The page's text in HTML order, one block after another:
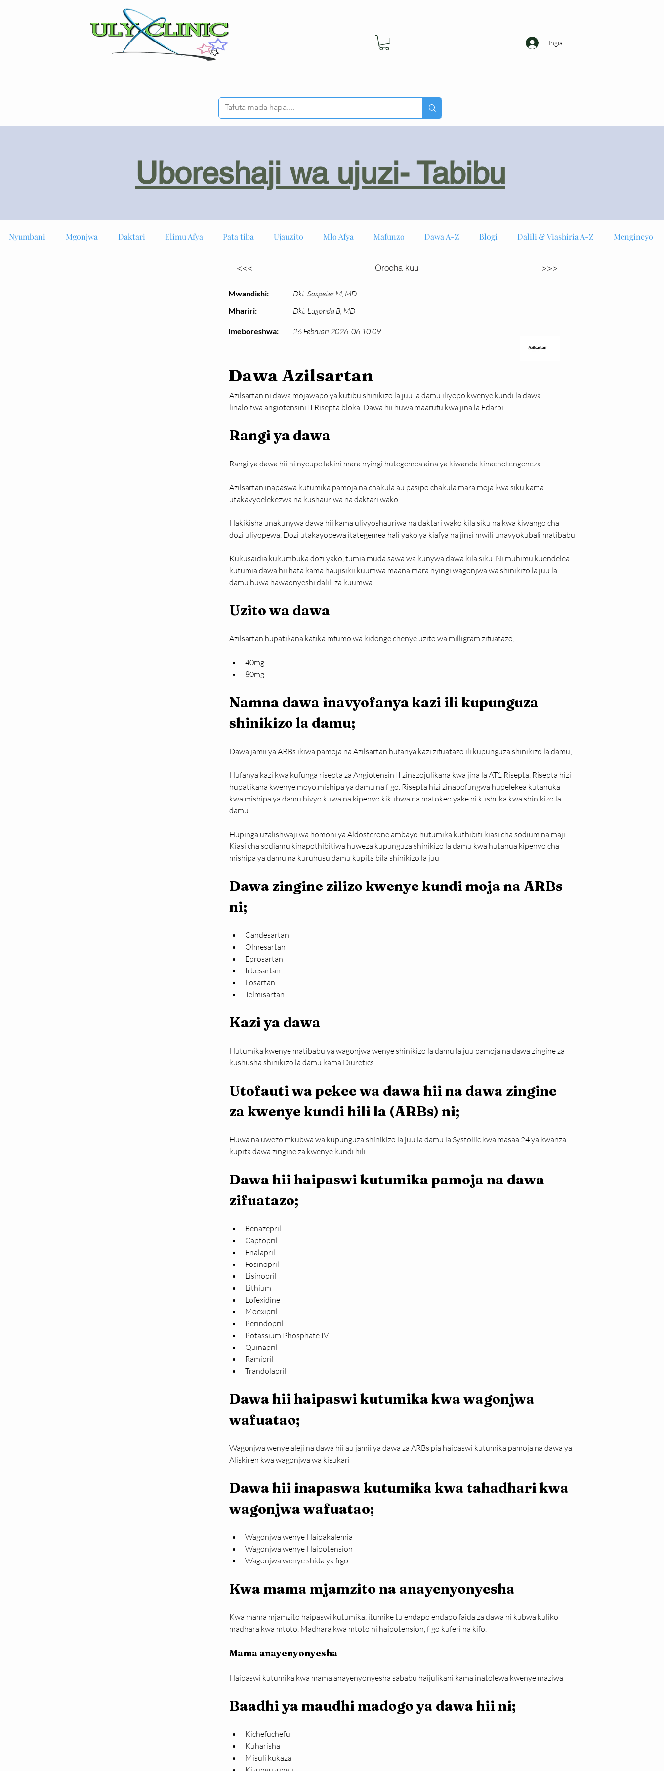
Ingia
Uboreshaji wa ujuzi- Tabibu
Nyumbani Mgonjwa Daktari Elimu Afya Pata tiba Ujauzito Mlo Afya Mafunzo Dawa A-Z Blogi Dalili & Viashiria A-Z Mengineyo
<<<
Mwandishi:
Mhariri:
Imeboreshwa:
Orodha kuu >>>
Dkt. Sospeter M, MD
Dkt. Lugonda B, MD
26 Februari 2026, 06:10:09
Dawa Azilsartan
Azilsartan ni dawa mojawapo ya kutibu shinikizo la juu la damu iliyopo kwenye kundi la dawa
linaloitwa angiotensini II Risepta bloka. Dawa hii huwa maarufu kwa jina la Edarbi.
Rangi ya dawa
Rangi ya dawa hii ni nyeupe lakini mara nyingi hutegemea aina ya kiwanda kinachotengeneza.
Azilsartan inapaswa kutumika pamoja na chakula au pasipo chakula mara moja kwa siku kama
utakavyoelekezwa na kushauriwa na daktari wako.
Hakikisha unakunywa dawa hii kama ulivyoshauriwa na daktari wako kila siku na kwa kiwango cha
dozi uliyopewa. Dozi utakayopewa itategemea hali yako ya kiafya na jinsi mwili unavyokubali matibabu
Kukusaidia kukumbuka dozi yako, tumia muda sawa wa kunywa dawa kila siku. Ni muhimu kuendelea
kutumia dawa hii hata kama haujisikii kuumwa maana mara nyingi wagonjwa wa shinikizo la juu la
damu huwa hawaonyeshi dalili za kuumwa.
Uzito wa dawa
Azilsartan hupatikana katika mfumo wa kidonge chenye uzito wa milligram zifuatazo;
40mg
80mg
Namna dawa inavyofanya kazi ili kupunguza
shinikizo la damu;
Dawa jamii ya ARBs ikiwa pamoja na Azilsartan hufanya kazi zifuatazo ili kupunguza shinikizo la damu;
Hufanya kazi kwa kufunga risepta za Angiotensin II zinazojulikana kwa jina la AT1 Risepta. Risepta hizi
hupatikana kwenye moyo,mishipa ya damu na figo. Risepta hizi zinapofungwa hupelekea kutanuka
kwa mishipa ya damu hivyo kuwa na kipenyo kikubwa na matokeo yake ni kushuka kwa shinikizo la
damu.
Hupinga uzalishwaji wa homoni ya Aldosterone ambayo hutumika kuthibiti kiasi cha sodium na maji.
Kiasi cha sodiamu kinapothibitiwa huweza kupunguza shinikizo la damu kwa hutanua kipenyo cha
mishipa ya damu na kuruhusu damu kupita bila shinikizo la juu
Dawa zingine zilizo kwenye kundi moja na ARBs
ni;
Candesartan
Olmesartan
Eprosartan
Irbesartan
Losartan
Telmisartan
Kazi ya dawa
Hutumika kwenye matibabu ya wagonjwa wenye shinikizo la damu la juu pamoja na dawa zingine za
kushusha shinikizo la damu kama Diuretics
Utofauti wa pekee wa dawa hii na dawa zingine
za kwenye kundi hili la (ARBs) ni;
Huwa na uwezo mkubwa wa kupunguza shinikizo la juu la damu la Systollic kwa masaa 24 ya kwanza
kupita dawa zingine za kwenye kundi hili
Dawa hii haipaswi kutumika pamoja na dawa
zifuatazo;
Benazepril
Captopril
Enalapril
Fosinopril
Lisinopril
Lithium
Lofexidine
Moexipril
Perindopril
Potassium Phosphate IV
Quinapril
Ramipril
Trandolapril
Dawa hii haipaswi kutumika kwa wagonjwa
wafuatao;
Wagonjwa wenye aleji na dawa hii au jamii ya dawa za ARBs pia haipaswi kutumika pamoja na dawa ya
Aliskiren kwa wagonjwa wa kisukari
Dawa hii inapaswa kutumika kwa tahadhari kwa
wagonjwa wafuatao;
Wagonjwa wenye Haipakalemia
Wagonjwa wenye Haipotension
Wagonjwa wenye shida ya figo
Kwa mama mjamzito na anayenyonyesha
Kwa mama mjamzito haipaswi kutumika, itumike tu endapo endapo faida za dawa ni kubwa kuliko
madhara kwa mtoto. Madhara kwa mtoto ni haipotension, figo kuferi na kifo.
Mama anayenyonyesha
Haipaswi kutumika kwa mama anayenyonyesha sababu haijulikani kama inatolewa kwenye maziwa
Baadhi ya maudhi madogo ya dawa hii ni;
Kichefuchefu
Kuharisha
Misuli kukaza